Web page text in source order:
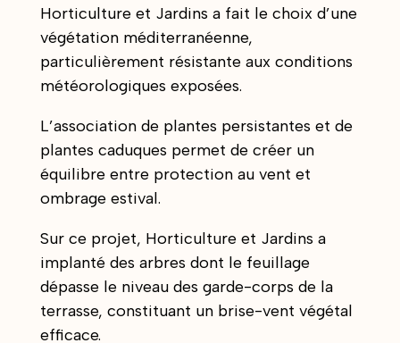
Horticulture et Jardins a fait le choix d’une
végétation méditerranéenne,
particulièrement résistante aux conditions
météorologiques exposées.
L’association de plantes persistantes et de
plantes caduques permet de créer un
équilibre entre protection au vent et
ombrage estival.
Sur ce projet, Horticulture et Jardins a
implanté des arbres dont le feuillage
dépasse le niveau des garde-corps de la
terrasse, constituant un brise-vent végétal
efficace.